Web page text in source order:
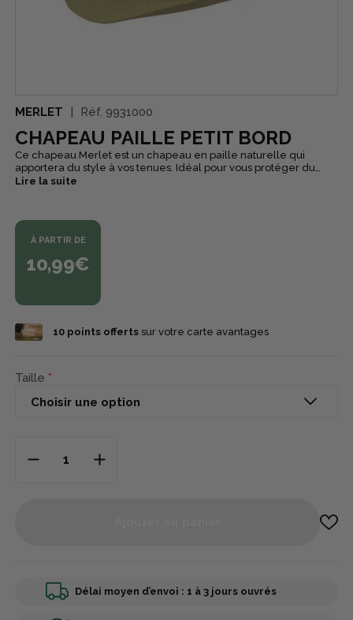
MERLET Réf. 9931000
CHAPEAU PAILLE PETIT BORD
Ce chapeau Merlet est un chapeau en paille naturelle qui
apportera du style à vos tenues. Idéal pour vous protéger du
soleil, il ne tient pas chaud et est très agréable à porter. Ce
vision, vous pourrez ainsi profiter de tout ce qui vous entoure,
pourrez le porter aussi bien dans la vie quotidienne que pour
des événements en particulier car il s'accorde dans toutes les
situations, surtout sur la période printemps-été.
Lire la suite
À PARTIR DE
10,99€
10points offertssur votre carte avantages
Taille
Délai moyen d’envoi : 1 à 3 jours ouvrés